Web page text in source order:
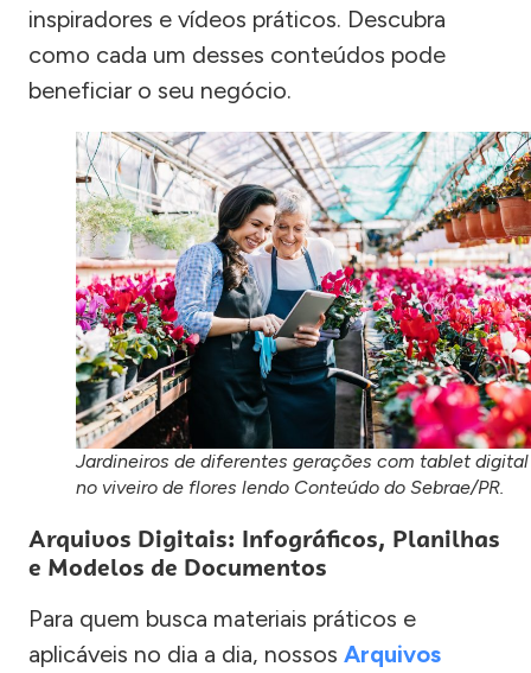
inspiradores e vídeos práticos. Descubra
como cada um desses conteúdos pode
beneficiar o seu negócio.
Jardineiros de diferentes gerações com tablet digital
no viveiro de flores lendo Conteúdo do Sebrae/PR.
Arquivos Digitais: Infográficos, Planilhas
e Modelos de Documentos
Para quem busca materiais práticos e
aplicáveis no dia a dia, nossos Arquivos